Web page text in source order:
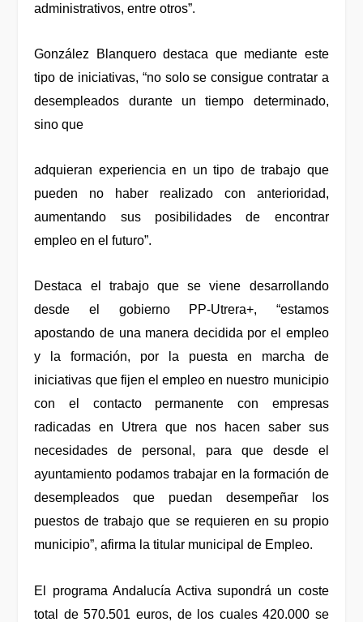
administrativos, entre otros”.
González Blanquero destaca que mediante este
tipo de iniciativas, “no solo se consigue contratar a
desempleados durante un tiempo determinado,
sino que
adquieran experiencia en un tipo de trabajo que
pueden no haber realizado con anterioridad,
aumentando sus posibilidades de encontrar
empleo en el futuro”.
Destaca el trabajo que se viene desarrollando
desde el gobierno PP-Utrera+, “estamos
apostando de una manera decidida por el empleo
y la formación, por la puesta en marcha de
iniciativas que fijen el empleo en nuestro municipio
con el contacto permanente con empresas
radicadas en Utrera que nos hacen saber sus
necesidades de personal, para que desde el
ayuntamiento podamos trabajar en la formación de
desempleados que puedan desempeñar los
puestos de trabajo que se requieren en su propio
municipio”, afirma la titular municipal de Empleo.
El programa Andalucía Activa supondrá un coste
total de 570.501 euros, de los cuales 420.000 se